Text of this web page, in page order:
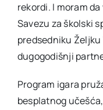
rekordi. I moram
Savezu za školski
predsedniku
dugogodišnji
Program igara
besplatnog